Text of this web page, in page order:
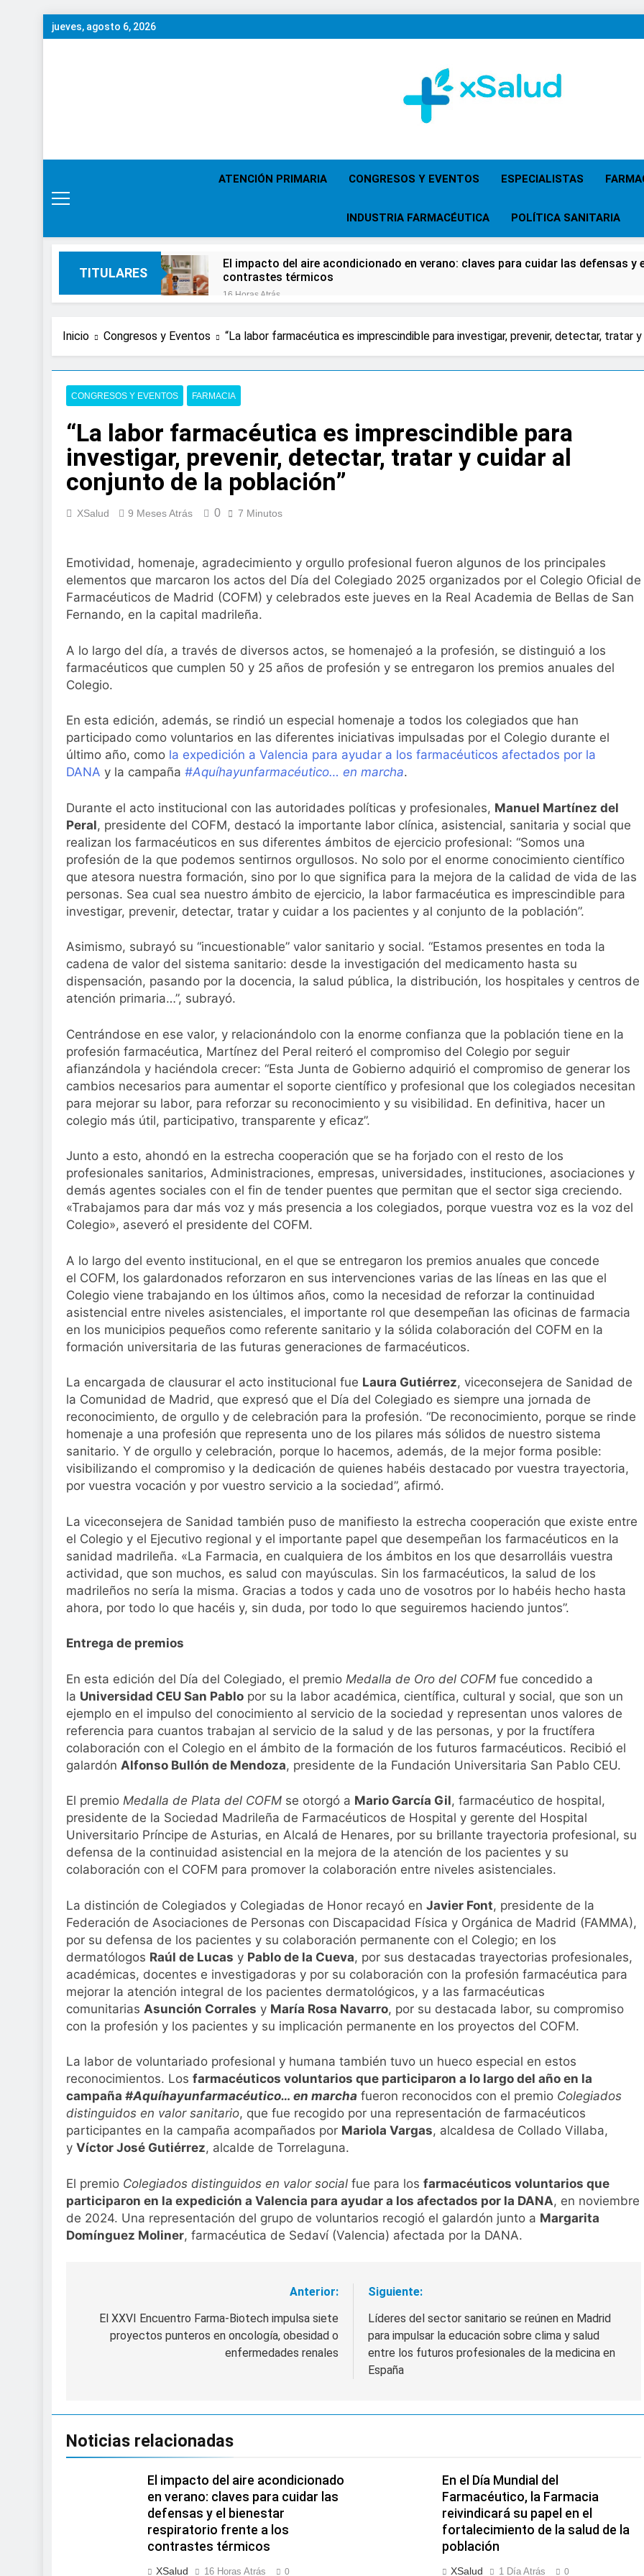
Saltar
al
jueves, agosto 6, 2026
XSalud
ATENCIÓN PRIMARIA CONGRESOS Y EVENTOS ESPECIALISTAS
INDUSTRIA FARMACÉUTICA POLÍTICA SANITARIA
TITULARES
El impacto del aire acondicionado en verano: claves para cuidar las defensas
contrastes térmicos
16 Horas Atrás
Expertos de Miranza advierten de que mirar el eclipse solar sin protección
solo unos segundos
La presencia de una bacteria en el tumor podría ser clave en la
colorrectal
4 Días Atrás
ISDIN promueve la importancia de la fotoprotección entre los más pequeños
Minions
1 Semana Atrás
La fisioterapia pediátrica puede ayudar a aliviar el malestar asociado al
Aprobado el proyecto de ley del tabaco que amplía los espacios sin humo a
2 Semanas Atrás
El Gobierno aprueba el proyecto de ley del medicamento: más
para el SNS
2 Semanas Atrás
La fiebre del running llega al verano: por qué el magnesio es clave para el
Sanidad publica el primer análisis nacional sobre la situación de las TCAE en
3 Semanas Atrás
Inicio Congresos y Eventos “La labor farmacéutica es imprescindible para investigar, prevenir, detectar, tratar
CONGRESOS Y EVENTOS FARMACIA
“La labor farmacéutica es imprescindible para
investigar, prevenir, detectar, tratar y cuidar al
conjunto de la población”
XSalud 9 Meses Atrás 0 7 Minutos
Emotividad, homenaje, agradecimiento y orgullo profesional fueron algunos de los principales
elementos que marcaron los actos del Día del Colegiado 2025 organizados por el Colegio Oficial de
Farmacéuticos de Madrid (COFM) y celebrados este jueves en la Real Academia de Bellas de San
Fernando, en la capital madrileña.
A lo largo del día, a través de diversos actos, se homenajeó a la profesión, se distinguió a los
farmacéuticos que cumplen 50 y 25 años de profesión y se entregaron los premios anuales del
Colegio.
En esta edición, además, se rindió un especial homenaje a todos los colegiados que han
participado como voluntarios en las diferentes iniciativas impulsadas por el Colegio durante el
último año, como la expedición a Valencia para ayudar a los farmacéuticos afectados por la
DANA y la campaña #Aquíhayunfarmacéutico… en marcha.
Durante el acto institucional con las autoridades políticas y profesionales, Manuel Martínez del
Peral, presidente del COFM, destacó la importante labor clínica, asistencial, sanitaria y social que
realizan los farmacéuticos en sus diferentes ámbitos de ejercicio profesional: “Somos una
profesión de la que podemos sentirnos orgullosos. No solo por el enorme conocimiento científico
que atesora nuestra formación, sino por lo que significa para la mejora de la calidad de vida de las
personas. Sea cual sea nuestro ámbito de ejercicio, la labor farmacéutica es imprescindible para
investigar, prevenir, detectar, tratar y cuidar a los pacientes y al conjunto de la población”.
Asimismo, subrayó su “incuestionable” valor sanitario y social. “Estamos presentes en toda la
cadena de valor del sistema sanitario: desde la investigación del medicamento hasta su
dispensación, pasando por la docencia, la salud pública, la distribución, los hospitales y centros de
atención primaria…”, subrayó.
Centrándose en ese valor, y relacionándolo con la enorme confianza que la población tiene en la
profesión farmacéutica, Martínez del Peral reiteró el compromiso del Colegio por seguir
afianzándola y haciéndola crecer: “Esta Junta de Gobierno adquirió el compromiso de generar los
cambios necesarios para aumentar el soporte científico y profesional que los colegiados necesitan
para mejorar su labor, para reforzar su reconocimiento y su visibilidad. En definitiva, hacer un
colegio más útil, participativo, transparente y eficaz”.
Junto a esto, ahondó en la estrecha cooperación que se ha forjado con el resto de los
profesionales sanitarios, Administraciones, empresas, universidades, instituciones, asociaciones y
demás agentes sociales con el fin de tender puentes que permitan que el sector siga creciendo.
«Trabajamos para dar más voz y más presencia a los colegiados, porque vuestra voz es la voz del
Colegio», aseveró el presidente del COFM.
A lo largo del evento institucional, en el que se entregaron los premios anuales que concede
el COFM, los galardonados reforzaron en sus intervenciones varias de las líneas en las que el
Colegio viene trabajando en los últimos años, como la necesidad de reforzar la continuidad
asistencial entre niveles asistenciales, el importante rol que desempeñan las oficinas de farmacia
en los municipios pequeños como referente sanitario y la sólida colaboración del COFM en la
formación universitaria de las futuras generaciones de farmacéuticos.
La encargada de clausurar el acto institucional fue Laura Gutiérrez, viceconsejera de Sanidad de
la Comunidad de Madrid, que expresó que el Día del Colegiado es siempre una jornada de
reconocimiento, de orgullo y de celebración para la profesión. “De reconocimiento, porque se rinde
homenaje a una profesión que representa uno de los pilares más sólidos de nuestro sistema
sanitario. Y de orgullo y celebración, porque lo hacemos, además, de la mejor forma posible:
visibilizando el compromiso y la dedicación de quienes habéis destacado por vuestra trayectoria,
por vuestra vocación y por vuestro servicio a la sociedad”, afirmó.
La viceconsejera de Sanidad también puso de manifiesto la estrecha cooperación que existe entre
el Colegio y el Ejecutivo regional y el importante papel que desempeñan los farmacéuticos en la
sanidad madrileña. «La Farmacia, en cualquiera de los ámbitos en los que desarrolláis vuestra
actividad, que son muchos, es salud con mayúsculas. Sin los farmacéuticos, la salud de los
madrileños no sería la misma. Gracias a todos y cada uno de vosotros por lo habéis hecho hasta
ahora, por todo lo que hacéis y, sin duda, por todo lo que seguiremos haciendo juntos”.
Entrega de premios
En esta edición del Día del Colegiado, el premio Medalla de Oro del COFM fue concedido a
la Universidad CEU San Pablo por su la labor académica, científica, cultural y social, que son un
ejemplo en el impulso del conocimiento al servicio de la sociedad y representan unos valores de
referencia para cuantos trabajan al servicio de la salud y de las personas, y por la fructífera
colaboración con el Colegio en el ámbito de la formación de los futuros farmacéuticos. Recibió el
galardón Alfonso Bullón de Mendoza, presidente de la Fundación Universitaria San Pablo CEU.
El premio Medalla de Plata del COFM se otorgó a Mario García Gil, farmacéutico de hospital,
presidente de la Sociedad Madrileña de Farmacéuticos de Hospital y gerente del Hospital
Universitario Príncipe de Asturias, en Alcalá de Henares, por su brillante trayectoria profesional, su
defensa de la continuidad asistencial en la mejora de la atención de los pacientes y su
colaboración con el COFM para promover la colaboración entre niveles asistenciales.
La distinción de Colegiados y Colegiadas de Honor recayó en Javier Font, presidente de la
Federación de Asociaciones de Personas con Discapacidad Física y Orgánica de Madrid (FAMMA),
por su defensa de los pacientes y su colaboración permanente con el Colegio; en los
dermatólogos Raúl de Lucas y Pablo de la Cueva, por sus destacadas trayectorias profesionales,
académicas, docentes e investigadoras y por su colaboración con la profesión farmacéutica para
mejorar la atención integral de los pacientes dermatológicos, y a las farmacéuticas
comunitarias Asunción Corrales y María Rosa Navarro, por su destacada labor, su compromiso
con la profesión y los pacientes y su implicación permanente en los proyectos del COFM.
La labor de voluntariado profesional y humana también tuvo un hueco especial en estos
reconocimientos. Los farmacéuticos voluntarios que participaron a lo largo del año en la
campaña #Aquíhayunfarmacéutico… en marcha fueron reconocidos con el premio Colegiados
distinguidos en valor sanitario, que fue recogido por una representación de farmacéuticos
participantes en la campaña acompañados por Mariola Vargas, alcaldesa de Collado Villaba,
y Víctor José Gutiérrez, alcalde de Torrelaguna.
El premio Colegiados distinguidos en valor social fue para los farmacéuticos voluntarios que
participaron en la expedición a Valencia para ayudar a los afectados por la DANA, en noviembre
de 2024. Una representación del grupo de voluntarios recogió el galardón junto a Margarita
Domínguez Moliner, farmacéutica de Sedaví (Valencia) afectada por la DANA.
entradas
Anterior:
El XXVI Encuentro Farma-Biotech impulsa siete
proyectos punteros en oncología, obesidad o
enfermedades renales
Siguiente:
Líderes del sector sanitario se reúnen en Madrid
para impulsar la educación sobre clima y salud
entre los futuros profesionales de la medicina en
España
Noticias relacionadas
El impacto del aire acondicionado
en verano: claves para cuidar las
defensas y el bienestar
respiratorio frente a los
contrastes térmicos
XSalud 16 Horas Atrás 0
En el Día Mundial del
Farmacéutico, la Farmacia
reivindicará su papel en el
fortalecimiento de la salud de la
población
XSalud 1 Día Atrás 0